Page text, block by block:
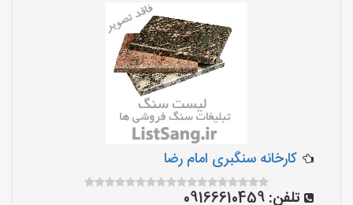
کارخانه سنگبری امام رضا
تلفن: 09166610459